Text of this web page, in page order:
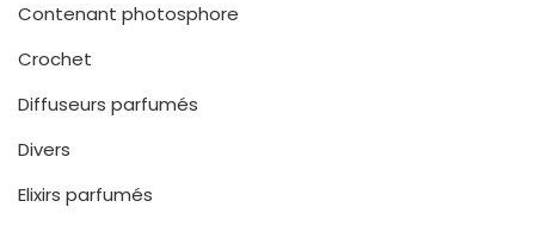
Contenant photosphore
Crochet
Diffuseurs parfumés
Divers
Elixirs parfumés